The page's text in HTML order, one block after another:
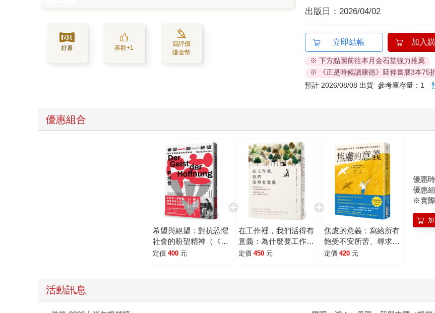
好書 喜歡+1
寫評價
賺金幣
出版日： 2026/04/02
立即結帳 加入
※ 下方點圖前往本月金石堂強力推薦
※ 《正是時候讀康德》延伸書展3本75
預計 2026/08/08 出貨 參考庫存量：1
優惠組合
希望與絕望：對抗恐懼
社會的盼望精神（《倦
怠社會》作者韓炳哲新
定價 400 元
在工作裡，我們活得有
意義：為什麼要工作？
工作如何影響我們的人
定價 450 元
焦慮的意義：寫給所有
飽受不安所苦、尋求憂
慮本質與人生意義的人
定價 420 元
優惠
優惠
※實
活動訊息